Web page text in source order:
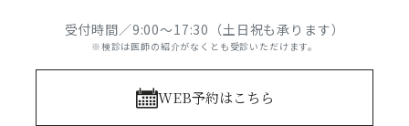
受付時間／9:00～17:30（土日祝も承ります）
※検診は医師の紹介がなくとも受診いただけます。
WEB予約はこちら